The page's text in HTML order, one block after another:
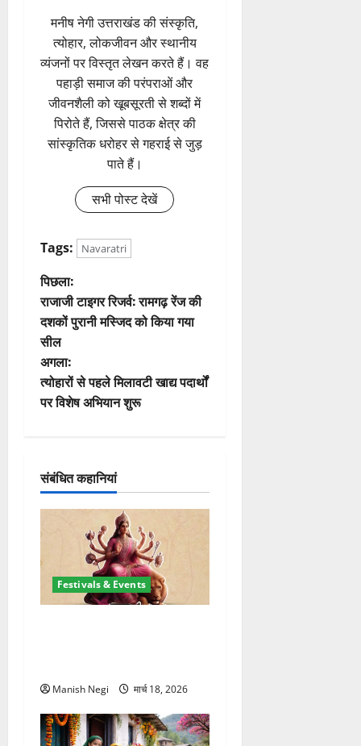
मनीष नेगी उत्तराखंड की संस्कृति,
त्योहार, लोकजीवन और स्थानीय
व्यंजनों पर विस्तृत लेखन करते हैं। वह
पहाड़ी समाज की परंपराओं और
जीवनशैली को खूबसूरती से शब्दों में
पिरोते हैं, जिससे पाठक क्षेत्र की
सांस्कृतिक धरोहर से गहराई से जुड़
पाते हैं।
सभी पोस्ट देखें
Tags: Navaratri
पो
स्ट
ने
वि
न
पिछला:
राजाजी टाइगर रिजर्व: रामगढ़ रेंज की
दशकों पुरानी मस्जिद को किया गया
सील
अगला:
त्योहारों से पहले मिलावटी खाद्य पदार्थों
पर विशेष अभियान शुरू
संबंधित कहानियां
Festivals & Events
Manish Negi मार्च 18, 2026